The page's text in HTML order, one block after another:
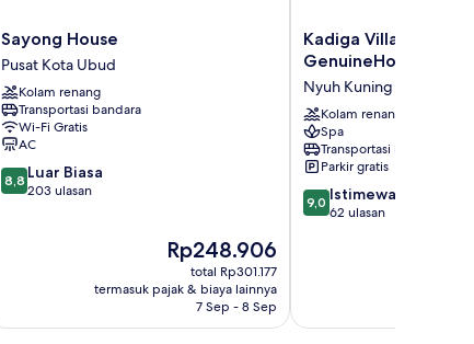
Sayong
House
Pusat
Kota
Ubud
Sayong House
Pusat Kota Ubud
Kolam renang
Transportasi bandara
Wi-Fi Gratis
AC
8.8
dari
8,8 Luar Biasa
203 ulasan
Harga
sekarang
Rp248.906
Rp248.906
total Rp301.177
termasuk pajak & biaya lainnya
7 Sep - 8 Sep
Kadiga
Villas
by
GenuineHost
Nyuh
Kuning
Kadiga Villas Ubud
GenuineHost
Nyuh Kuning
Kolam renang
Spa
Transportasi bandara
Parkir gratis
9.0
dari
9,0 Istimewa
62 ulasan